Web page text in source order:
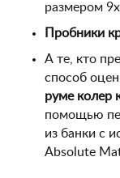
размером
Пробники
А те, кто
способ
руме колер
помощью
из банки с
Absolute